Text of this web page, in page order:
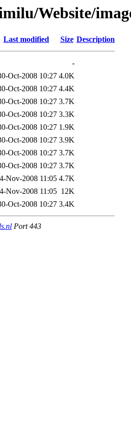
Website/
Last modified Size Description
-
Oct-2008 10:27 4.0K
Oct-2008 10:27 4.4K
Oct-2008 10:27 3.7K
Oct-2008 10:27 3.3K
Oct-2008 10:27 1.9K
Oct-2008 10:27 3.9K
Oct-2008 10:27 3.7K
Oct-2008 10:27 3.7K
Nov-2008 11:05 4.7K
Nov-2008 11:05 12K
Oct-2008 10:27 3.4K
Port 443